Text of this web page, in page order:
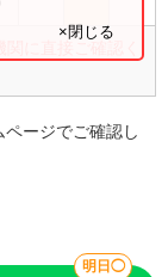
に直接ご確認く
×閉じる
ージでご確認し
明日◯